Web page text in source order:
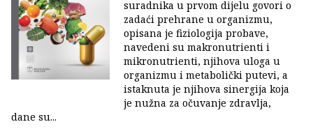
suradnika u prvom dijelu govori o
zadaći prehrane u organizmu,
opisana je fiziologija probave,
navedeni su makronutrienti i
mikronutrienti, njihova uloga u
organizmu i metabolički putevi, a
istaknuta je njihova sinergija koja
je nužna za očuvanje zdravlja,
dane su...